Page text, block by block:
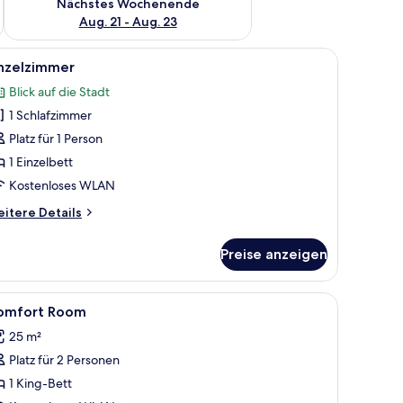
Nächstes Wochenende
Aug. 21 - Aug. 23
Spiegel.zwei Sesseln, einem kleinen Tisch mit einer Vase, einem Fernseher,
Ein modernes Hotelzimmer mit Bett,
5
Blick auf die Stadt
1 Schlafzimmer
Platz für 1 Person
1 Einzelbett
Kostenloses WLAN
Details
Preise anzeigen
Kostenlose Minibar, Schreibtisch,
3 Room
25 m²
Platz für 2 Personen
1 King-Bett